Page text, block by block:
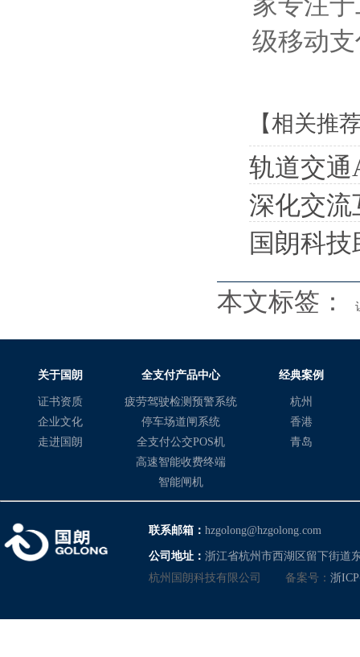
级移动
【相关推
轨道交通
深化交流互
国朗科技
本文标签：
关于国朗
证书资质
企业文化
走进国朗
全支付产品中心
疲劳驾驶检测预警系统
停车场道闸系统
全支付公交POS机
高速智能收费终端
智能闸机
经典案例
杭州
香港
青岛
联系邮箱： hzgolong@hzgolong.com
公司地址： 浙江省杭州市西湖区留下街道
杭州国朗科技有限公司
备案号： 浙